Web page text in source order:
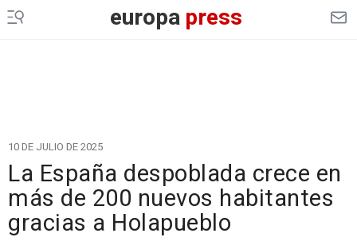
europapress
10 DE JULIO DE 2025
La España despoblada crece en
más de 200 nuevos habitantes
gracias a Holapueblo